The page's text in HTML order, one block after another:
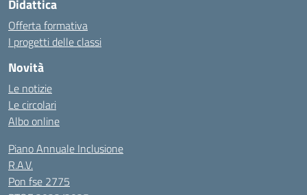
Didattica
Offerta formativa
I progetti delle classi
Novità
Le notizie
Le circolari
Albo online
Piano Annuale Inclusione
R.A.V.
Pon fse 2775